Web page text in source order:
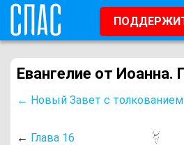
Евангелие от Иоанна.
← Новый Завет с толкованием
← Глава 16